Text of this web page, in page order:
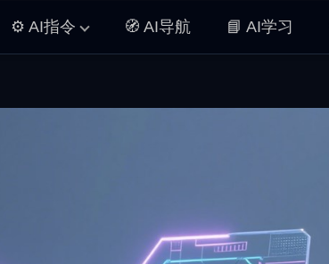
⚙️ AI指令 🧭 AI导航 📘 AI学习